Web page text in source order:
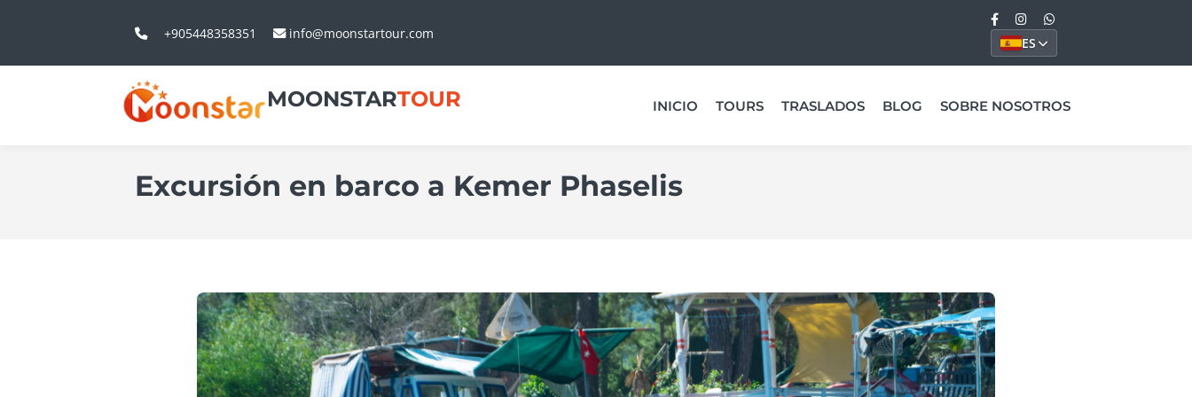
+905448358351 info@moonstartour.com
ES
MOONSTARTOUR INICIO TOURS TRASLADOS BLOG SOBRE NOSOTROS
Excursión en barco a Kemer Phaselis